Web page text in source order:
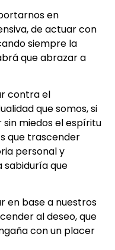
en
de actuar con
siempre la
que abrazar a
contra el
que somos, si
miedos el espíritu
que trascender
personal y
sabiduría que
en base a nuestros
al deseo, que
con un placer